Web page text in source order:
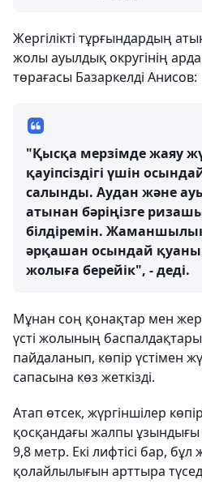
Жергілікті тұрғындардың
жолы ауылдық округінің
төрағасы Базаркелді Анисов:
"Қысқа мерзімде жаяу
қауіпсіздігі үшін
салынды. Аудан және
атынан бәріңізге
білдіремін.
әрқашан осындай
жолыға берейік", - деді.
Мұнан соң қонақтар мен
үсті жолының
пайдаланып, көпір үстімен
сапасына көз жеткізді.
Атап өтсек, жүргіншілер
қосқандағы жалпы ұзындығы
9,8 метр. Екі лифтісі бар, бұл
қолайлылығын арттыра